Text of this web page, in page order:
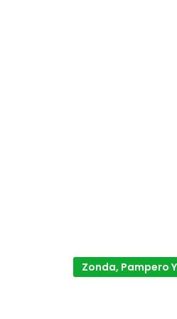
Zonda, Pampero